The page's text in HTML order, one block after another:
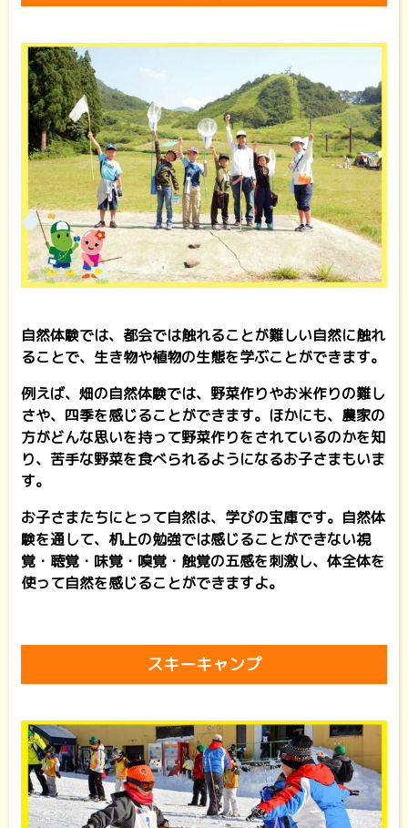
自然体験では、都会では触れることが難しい自然に触れ
ることで、生き物や植物の生態を学ぶことができます。
例えば、畑の自然体験では、野菜作りやお米作りの難し
さや、四季を感じることができます。ほかにも、農家の
方がどんな思いを持って野菜作りをされているのかを知
り、苦手な野菜を食べられるようになるお子さまもいま
す。
お子さまたちにとって自然は、学びの宝庫です。自然体
験を通して、机上の勉強では感じることができない視
覚・聴覚・味覚・嗅覚・触覚の五感を刺激し、体全体を
使って自然を感じることができますよ。
スキーキャンプ